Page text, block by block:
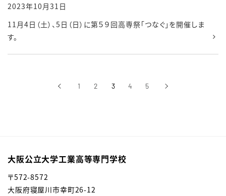
2023年10月31日
11月4日（土）、5日（日）に第５９回高専祭「つなぐ」を開催しま
す。
‹前へ 1 2 3 4 5 ›次へ
大阪公立大学工業高等専門学校
〒572-8572
大阪府寝屋川市幸町26-12